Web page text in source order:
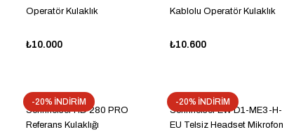
Operatör Kulaklık
₺10.000
Kablolu Operatör Kulaklık
₺10.600
-20% İNDİRİM
Sennheiser HD 280 PRO
Referans Kulaklığı
-20% İNDİRİM
Sennheiser EW D1-ME3-H-
EU Telsiz Headset Mikrofon